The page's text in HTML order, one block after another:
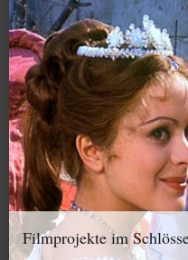
Filmprojekte im